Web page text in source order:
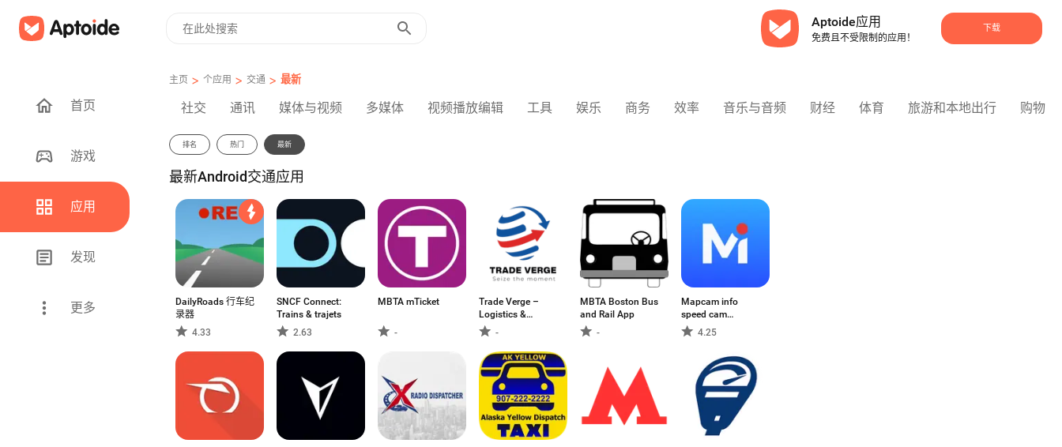
Aptoide应用
免费且不受限制的应用！
下载
首页
游戏
应用
发现
更多
主页 > 个应用 > 交通 > 最新
社交 通讯 媒体与视频 多媒体 视频播放编辑 工具 娱乐 商务 效率 音乐与音频 财经 体育 旅游和本地出行 购物
排名 热门 最新
最新Android交通应用
DailyRoads 行车纪
录器
4.33
SNCF Connect:
Trains & trajets
2.63
MBTA mTicket
-
Trade Verge –
Logistics &
Delivery Platform
-
MBTA Boston Bus
and Rail App
-
Mapcam info
speed cam
detector
4.25